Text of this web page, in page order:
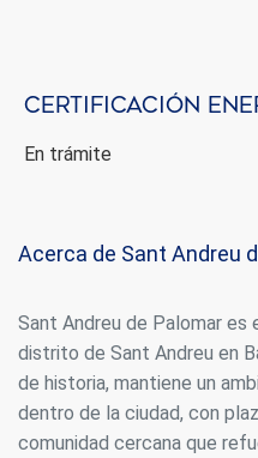
Certificación
En trámite
Acerca de Sant Andreu
Sant Andreu de Palomar es
distrito de Sant Andreu en
de historia, mantiene un
dentro de la ciudad, con
comunidad cercana que